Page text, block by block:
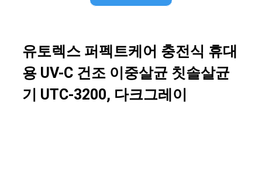
유토렉스 퍼펙트케어 충전식 휴대
용 UV-C 건조 이중살균 칫솔살균
기 UTC-3200, 다크그레이